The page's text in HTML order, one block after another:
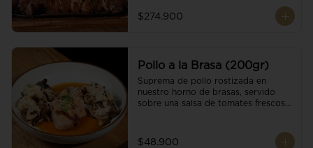
Acompañado de salsa criolla de la
casa.
$274.900
Pollo a la Brasa (200gr)
Suprema de pollo rostizada en
nuestro horno de brasas, servido
sobre una salsa de tomates frescos y
$48.900